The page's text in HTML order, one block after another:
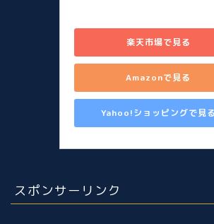
楽天市場で見る
Amazonで見る
Yahoo!ショッピングで見る
スポンサーリンク